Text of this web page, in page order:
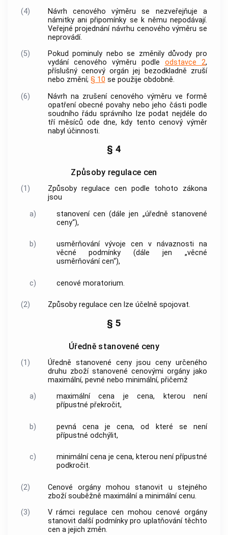
(4)
Návrh cenového výměru se nezveřejňuje a
námitky ani připomínky se k němu nepodávají.
Veřejné projednání návrhu cenového výměru se
neprovádí.
(5)
Pokud pominuly nebo se změnily důvody pro
vydání cenového výměru podle odstavce 2,
příslušný cenový orgán jej bezodkladně zruší
nebo změní; § 10 se použije obdobně.
(6)
Návrh na zrušení cenového výměru ve formě
opatření obecné povahy nebo jeho části podle
soudního řádu správního lze podat nejdéle do
tří měsíců ode dne, kdy tento cenový výměr
nabyl účinnosti.
§ 4
Způsoby regulace cen
(1) Způsoby regulace cen podle tohoto zákona
jsou
a)
stanovení cen (dále jen „úředně stanovené
ceny“),
b) usměrňování vývoje cen v návaznosti na
věcné podmínky (dále jen „věcné
usměrňování cen“),
c) cenové moratorium.
(2) Způsoby regulace cen lze účelně spojovat.
§ 5
Úředně stanovené ceny
(1) Úředně stanovené cenyjsou cenyurčeného
druhu zbožístanovené cenovými orgányjako
maximální, pevné nebo minimální, přičemž
a)
maximální cena jecena, kterou není
přípustné překročit,
b) pevná cenajecena, od které se není
přípustné odchýlit,
c) minimální cenaje cena, kterou není přípustné
podkročit.
(2) Cenové orgánymohou stanovit u stejného
zbožísouběžně maximální a minimální cenu.
(3)
V rámciregulace cen mohoucenové orgány
stanovit další podmínky pro uplatňování těchto
cen a jejich změn.